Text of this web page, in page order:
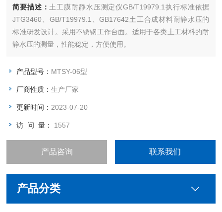
简要描述： 土工膜耐静水压测定仪GB/T19979.1执行标准依据
JTG3460、GB/T19979.1、GB17642土工合成材料耐静水压的
标准研发设计。采用不锈钢工作台面。适用于各类土工材料的耐
静水压的测量，性能稳定，方便使用。
产品型号： MTSY-06型
厂商性质：生产厂家
更新时间： 2023-07-20
访 问 量： 1557
产品咨询 联系我们
产品分类